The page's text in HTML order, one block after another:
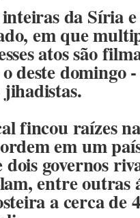
da Síria
em que
atos são
deste domingo
fincou raízes
em um
dois governos
entre outras
a cerca de